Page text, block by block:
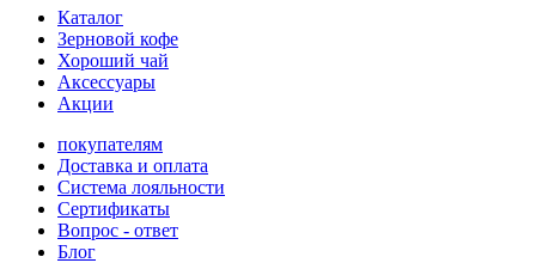
Каталог
Зерновой кофе
Хороший чай
Аксессуары
Акции
покупателям
Доставка и оплата
Система лояльности
Сертификаты
Вопрос - ответ
Блог